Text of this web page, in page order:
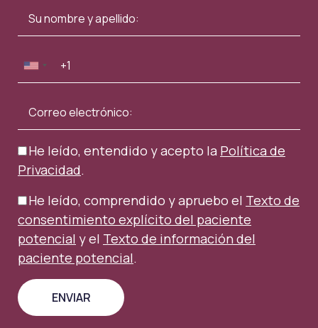
He leído, entendido y acepto la Política de
Privacidad.
He leído, comprendido y apruebo el Texto de
consentimiento explícito del paciente
potencial y el Texto de información del
paciente potencial.